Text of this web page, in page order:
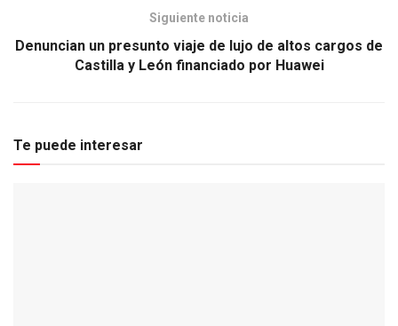
Siguiente noticia
Denuncian un presunto viaje de lujo de altos cargos de
Castilla y León financiado por Huawei
Te puede interesar